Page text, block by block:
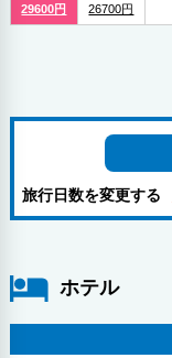
29600円
26700円
旅行日数を変更する
ホテル